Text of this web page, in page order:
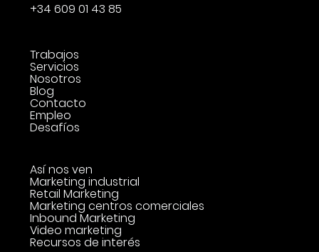
+34 609 01 43 85
Trabajos
Servicios
Nosotros
Blog
Contacto
Empleo
Desafíos
Así nos ven
Marketing industrial
Retail Marketing
Marketing centros comerciales
Inbound Marketing
Video marketing
Recursos de interés